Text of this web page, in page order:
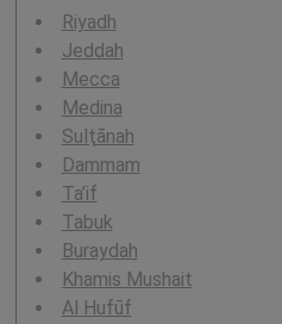
Riyadh
Jeddah
Mecca
Medina
Sulţānah
Dammam
Ta’if
Tabuk
Buraydah
Khamis Mushait
Al Hufūf